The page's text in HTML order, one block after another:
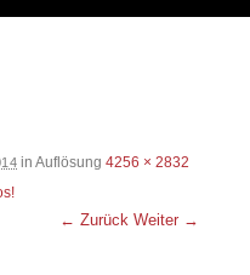
in Auflösung4256 × 2832
← Zurück Weiter →